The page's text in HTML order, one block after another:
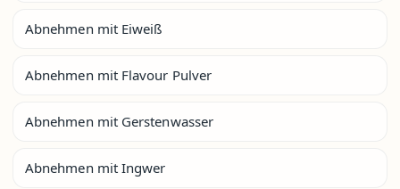
Abnehmen mit Eiweiß
Abnehmen mit Flavour Pulver
Abnehmen mit Gerstenwasser
Abnehmen mit Ingwer